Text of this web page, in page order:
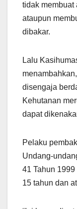
tidak membuat
ataupun
dibakar.
Lalu
disengaja
Kehutanan
dapat
Pelaku
Undang-
41 Tahun
15 tahun dan